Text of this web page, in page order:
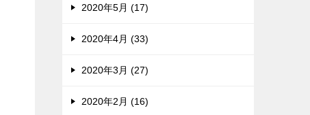
2020年5月 (17)
2020年4月 (33)
2020年3月 (27)
2020年2月 (16)